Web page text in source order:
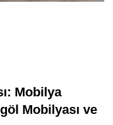
Mobilya
Mobilyası ve